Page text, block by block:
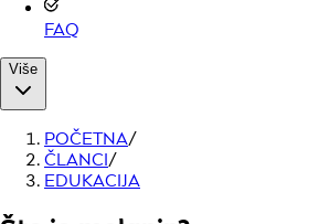
FAQ
Više
POČETNA/
ČLANCI/
EDUKACIJA